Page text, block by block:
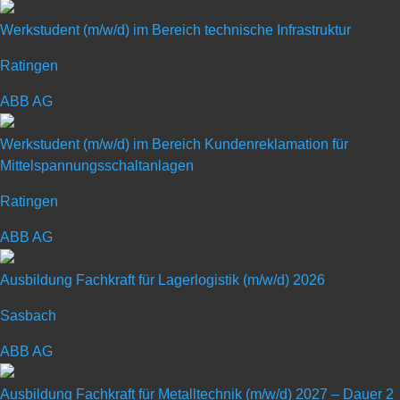
Werkstudent (m/w/d) im Bereich technische Infrastruktur
Ratingen
ABB AG
Werkstudent (m/w/d) im Bereich Kundenreklamation für
Mittelspannungsschaltanlagen
Ratingen
ABB AG
Ausbildung Fachkraft für Lagerlogistik (m/w/d) 2026
Sasbach
ABB AG
Ausbildung Fachkraft für Metalltechnik (m/w/d) 2027 – Dauer 2
Duales Studium Digitale
Technologien – HSBI Minden
(m/w/d) 2027
Art: Duales Studium
Ausbildungsberuf: Sonstige